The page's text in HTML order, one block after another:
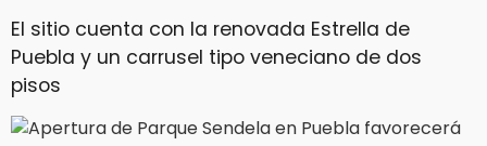
El sitio cuenta con la renovada Estrella de
Puebla y un carrusel tipo veneciano de dos
pisos